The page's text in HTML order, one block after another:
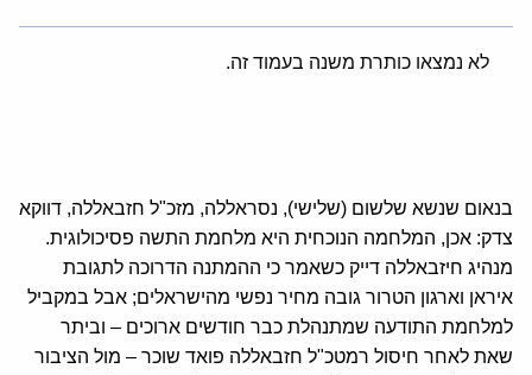
לא נמצאו כותרת משנה בעמוד זה.
בנאום שנשא שלשום (שלישי), נסראללה, מזכ"ל חזבאללה, דווקא
צדק: אכן, המלחמה הנוכחית היא מלחמת התשה פסיכולוגית.
מנהיג חיזבאללה דייק כשאמר כי ההמתנה הדרוכה לתגובת
איראן וארגון הטרור גובה מחיר נפשי מהישראלים; אבל במקביל
למלחמת התודעה שמתנהלת כבר חודשים ארוכים – וביתר
שאת לאחר חיסול רמטכ"ל חזבאללה פואד שוכר – מול הציבור